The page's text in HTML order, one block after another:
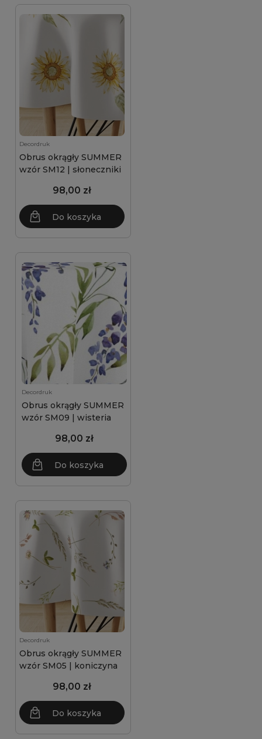
Decordruk
Obrus okrągły SUMMER
wzór SM12 | słoneczniki
98,00 zł
Do koszyka
Decordruk
Obrus okrągły SUMMER
wzór SM09 | wisteria
98,00 zł
Do koszyka
Decordruk
Obrus okrągły SUMMER
wzór SM05 | koniczyna
98,00 zł
Do koszyka